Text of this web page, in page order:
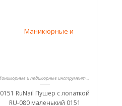
Маникюрные и педикюрные инструменты, пилки
0151 RuNail Пушер с лопаткой
RU-080 маленький 0151